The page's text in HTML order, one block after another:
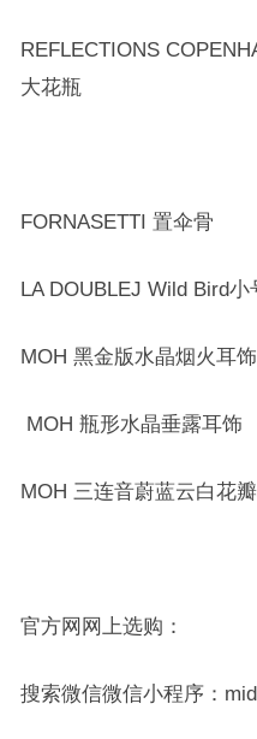
REFLECTIONS
大花瓶
FORNASETTI 置伞骨
LA DOUBLEJ Wild Bird小
MOH 黑金版水晶烟火耳饰
MOH 瓶形水晶垂露耳饰
MOH 三连音蔚蓝云白花
官方网网上选购：
搜索微信微信小程序：